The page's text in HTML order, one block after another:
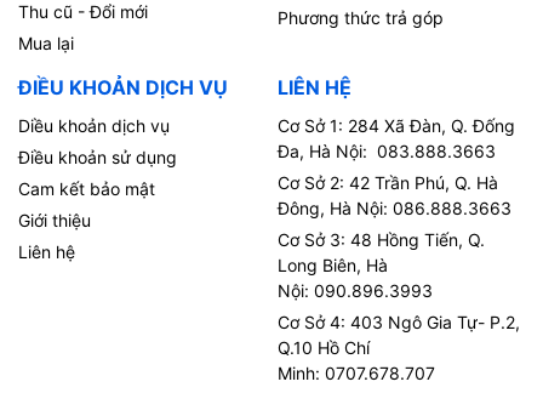
Thu cũ - Đổi mới
Mua lại
Phương thức trả góp
ĐIỀU KHOẢN DỊCH VỤ
Diều khoản dịch vụ
Điều khoản sử dụng
Cam kết bảo mật
Giới thiệu
Liên hệ
LIÊN HỆ
Cơ Sở 1: 284 Xã Đàn, Q. Đống
Đa, Hà Nội: 083.888.3663
Cơ Sở 2: 42 Trần Phú, Q. Hà
Đông, Hà Nội: 086.888.3663
Cơ Sở 3: 48 Hồng Tiến, Q.
Long Biên, Hà
Nội: 090.896.3993
Cơ Sở 4: 403 Ngô Gia Tự- P.2,
Q.10 Hồ Chí
Minh: 0707.678.707